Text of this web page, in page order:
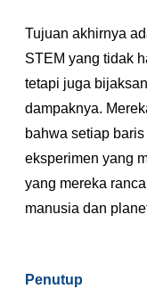
Tujuan akhirnya
STEM yang tidak
tetapi juga
dampaknya.
bahwa setiap
eksperimen yang
yang mereka
manusia dan
Penutup